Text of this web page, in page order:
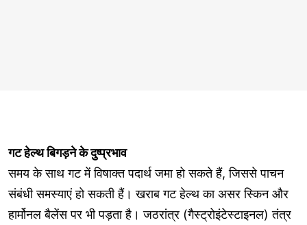
गट हेल्थ बिगड़ने के दुष्प्रभाव
समय के साथ गट में विषाक्त पदार्थ जमा हो सकते हैं, जिससे पाचन
संबंधी समस्याएं हो सकती हैं। खराब गट हेल्थ का असर स्किन और
हार्मोनल बैलेंस पर भी पड़ता है। जठरांत्र (गैस्ट्रोइंटेस्टाइनल) तंत्र